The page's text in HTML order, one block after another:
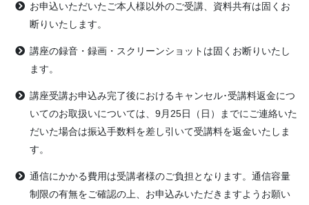
お申込いただいたご本人様以外のご受講、資料共有は固くお
断りいたします。
講座の録音・録画・スクリーンショットは固くお断りいたし
ます。
講座受講お申込み完了後におけるキャンセル･受講料返金につ
いてのお取扱いについては、9月25日（日）までにご連絡いた
だいた場合は振込手数料を差し引いて受講料を返金いたしま
す。
通信にかかる費用は受講者様のご負担となります。通信容量
制限の有無をご確認の上、お申込みいただきますようお願い